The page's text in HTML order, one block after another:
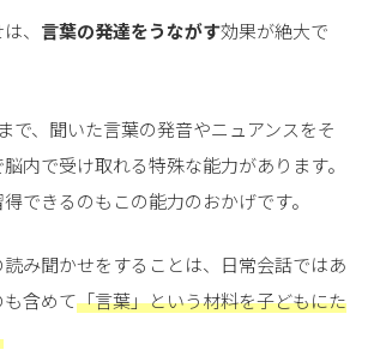
、 言葉の発達をうながす効果が絶大で
で、聞いた言葉の発音やニュアンスをそ
内で受け取れる特殊な能力があります。
できるのもこの能力のおかげです。
み聞かせをすることは、日常会話ではあ
含めて「言葉」という材料を子どもにた